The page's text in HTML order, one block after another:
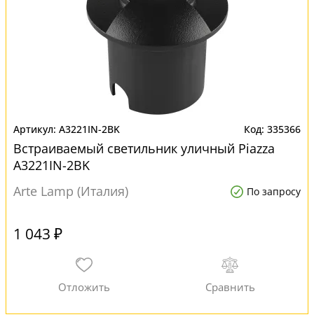
A3221IN-2BK 335366
Встраиваемый светильник уличный Piazza
A3221IN-2BK
Arte Lamp (Италия)
По запросу
1 043 ₽